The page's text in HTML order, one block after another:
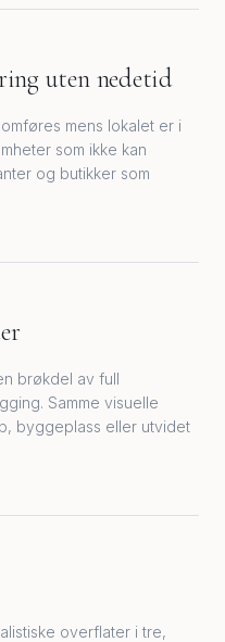
uten nedetid
mens lokalet er i
som ikke kan
og butikker som
brøkdel av full
Samme visuelle
byggeplass eller utvidet
overflater i tre,